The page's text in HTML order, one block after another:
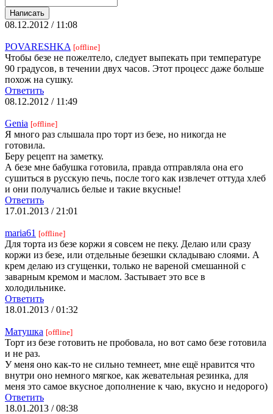
08.12.2012 / 11:08
POVARESHKA [offline]
Чтобы безе не пожелтело, следует выпекать при температуре
90 градусов, в течении двух часов. Этот процесс даже больше
похож на сушку.
Ответить
08.12.2012 / 11:49
Genia [offline]
Я много раз слышала про торт из безе, но никогда не
готовила.
Беру рецепт на заметку.
А безе мне бабушка готовила, правда отправляла она его
сушиться в русскую печь, после того как извлечет оттуда хлеб
и они получались белые и такие вкусные!
Ответить
17.01.2013 / 21:01
maria61 [offline]
Для торта из безе коржи я совсем не пеку. Делаю или сразу
коржи из безе, или отдельные безешки складываю слоями. А
крем делаю из сгущенки, только не вареной смешанной с
заварным кремом и маслом. Застывает это все в
холодильнике.
Ответить
18.01.2013 / 01:32
Матушка [offline]
Торт из безе готовить не пробовала, но вот само безе готовила
и не раз.
У меня оно как-то не сильно темнеет, мне ещё нравится что
внутри оно немного мягкое, как жевательная резинка, для
меня это самое вкусное дополнение к чаю, вкусно и недорого)
Ответить
18.01.2013 / 08:38